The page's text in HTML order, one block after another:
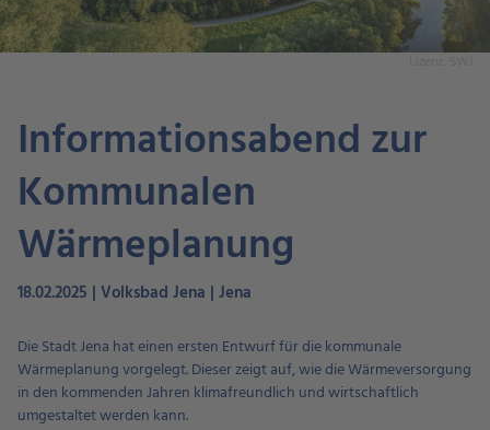
Informationsabend zur
Kommunalen
Wärmeplanung
18.02.2025 | Volksbad Jena | Jena
Die Stadt Jena hat einen ersten Entwurf für die kommunale
Wärmeplanung vorgelegt. Dieser zeigt auf, wie die Wärmeversorgung
in den kommenden Jahren klimafreundlich und wirtschaftlich
umgestaltet werden kann.